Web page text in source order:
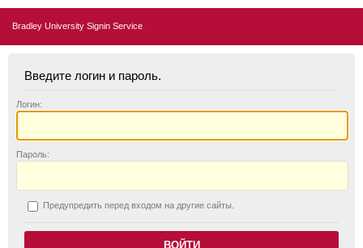
Bradley University Signin Service
Введите логин и пароль.
Логин:
Пароль:
Предупредить перед входом на другие сайты.